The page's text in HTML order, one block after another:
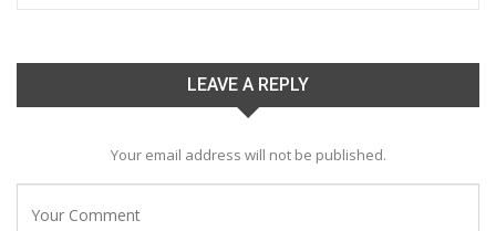
LEAVE A REPLY
Your email address will not be published.